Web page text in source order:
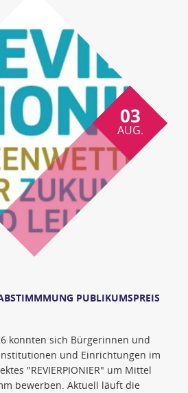
03
AUG.
PUBLIKUMSPREIS
konnten sich Bürgerinnen und
und Einrichtungen im
"REVIERPIONIER" um Mittel
bewerben. Aktuell läuft die